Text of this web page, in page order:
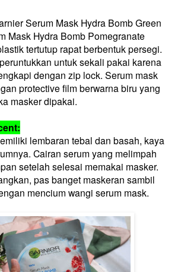
Serum Mask Hydra Bomb Green
Mask Hydra Bomb Pomegranate
tertutup rapat berbentuk persegi.
untuk sekali pakai karena
dengan zip lock. Serum mask
protective film berwarna biru yang
masker dipakai.
lembaran tebal dan basah, kaya
Cairan serum yang melimpah
setelah selesai memakai masker.
pas banget maskeran sambil
mencium wangi serum mask.